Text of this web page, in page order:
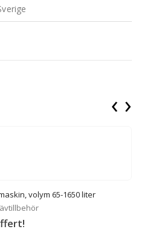
volym 65-1650 liter
‹ ›